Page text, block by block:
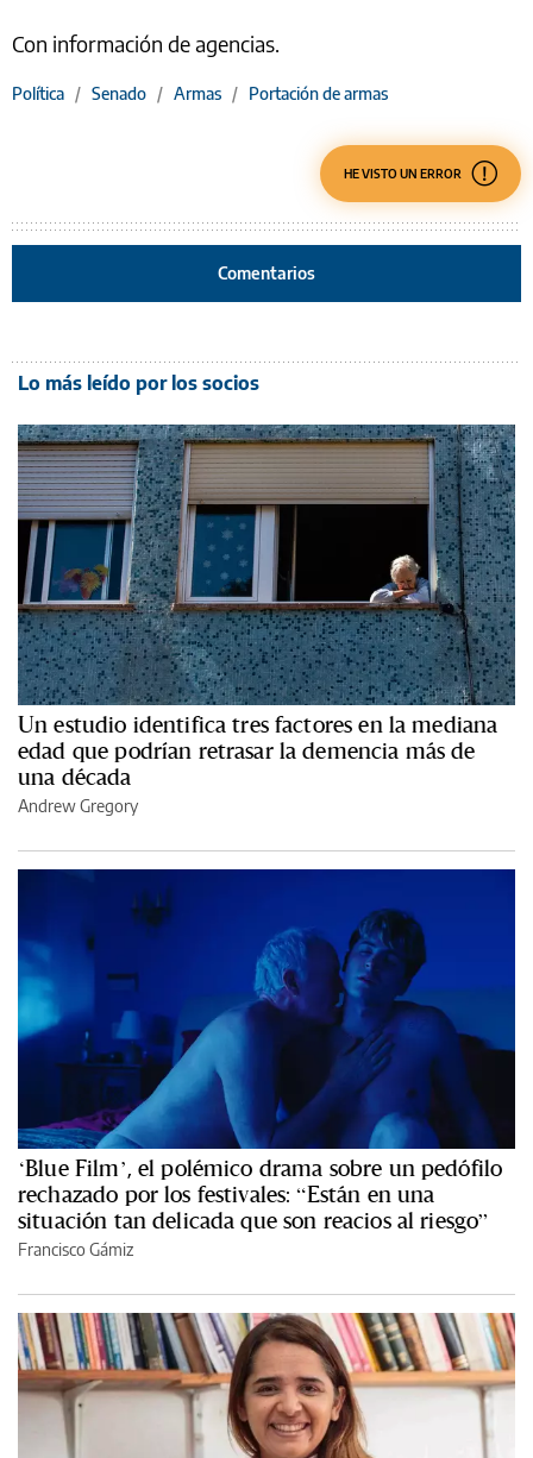
Con información de agencias.
Política / Senado / Armas / Portación de armas
HE VISTO UN ERROR
Comentarios
Lo más leído por los socios
Un estudio identifica tres factores en la mediana
edad que podrían retrasar la demencia más de
una década
Andrew Gregory
‘Blue Film’, el polémico drama sobre un pedófilo
rechazado por los festivales: “Están en una
situación tan delicada que son reacios al riesgo”
Francisco Gámiz